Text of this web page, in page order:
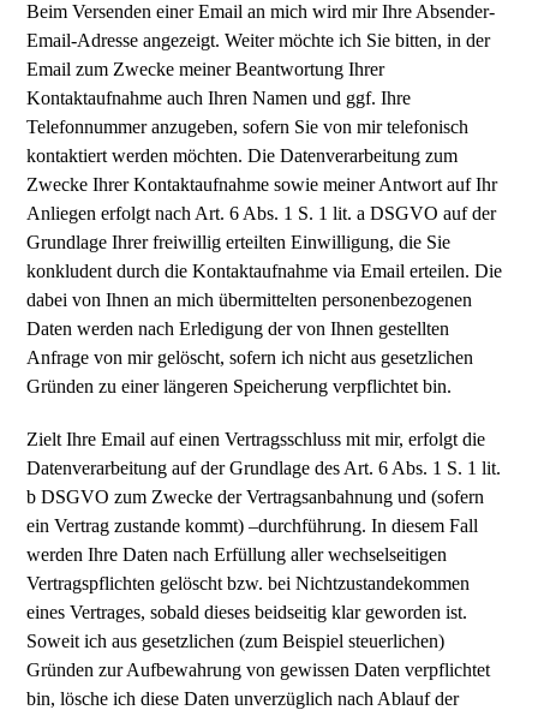
Beim Versenden einer Email an mich wird mir Ihre Absender-
Email-Adresse angezeigt. Weiter möchte ich Sie bitten, in der
Email zum Zwecke meiner Beantwortung Ihrer
Kontaktaufnahme auch Ihren Namen und ggf. Ihre
Telefonnummer anzugeben, sofern Sie von mir telefonisch
kontaktiert werden möchten. Die Datenverarbeitung zum
Zwecke Ihrer Kontaktaufnahme sowie meiner Antwort auf Ihr
Anliegen erfolgt nach Art. 6 Abs. 1 S. 1 lit. a DSGVO auf der
Grundlage Ihrer freiwillig erteilten Einwilligung, die Sie
konkludent durch die Kontaktaufnahme via Email erteilen. Die
dabei von Ihnen an mich übermittelten personenbezogenen
Daten werden nach Erledigung der von Ihnen gestellten
Anfrage von mir gelöscht, sofern ich nicht aus gesetzlichen
Gründen zu einer längeren Speicherung verpflichtet bin.
Zielt Ihre Email auf einen Vertragsschluss mit mir, erfolgt die
Datenverarbeitung auf der Grundlage des Art. 6 Abs. 1 S. 1 lit.
b DSGVO zum Zwecke der Vertragsanbahnung und (sofern
ein Vertrag zustande kommt) –durchführung. In diesem Fall
werden Ihre Daten nach Erfüllung aller wechselseitigen
Vertragspflichten gelöscht bzw. bei Nichtzustandekommen
eines Vertrages, sobald dieses beidseitig klar geworden ist.
Soweit ich aus gesetzlichen (zum Beispiel steuerlichen)
Gründen zur Aufbewahrung von gewissen Daten verpflichtet
bin, lösche ich diese Daten unverzüglich nach Ablauf der